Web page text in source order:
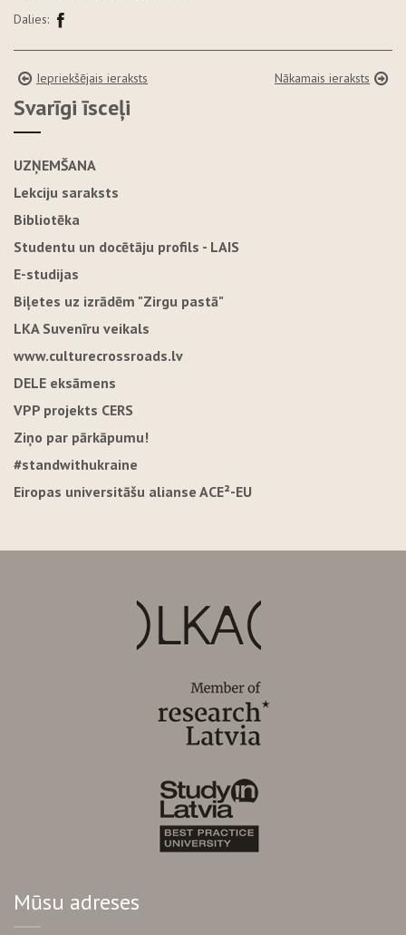
Dalies:
Iepriekšējais ieraksts Nākamais ieraksts
Svarīgi īsceļi
UZŅEMŠANA
Lekciju saraksts
Bibliotēka
Studentu un docētāju profils - LAIS
E-studijas
Biļetes uz izrādēm "Zirgu pastā"
LKA Suvenīru veikals
www.culturecrossroads.lv
DELE eksāmens
VPP projekts CERS
Ziņo par pārkāpumu!
#standwithukraine
Eiropas universitāšu alianse ACE²-EU
Mūsu adreses